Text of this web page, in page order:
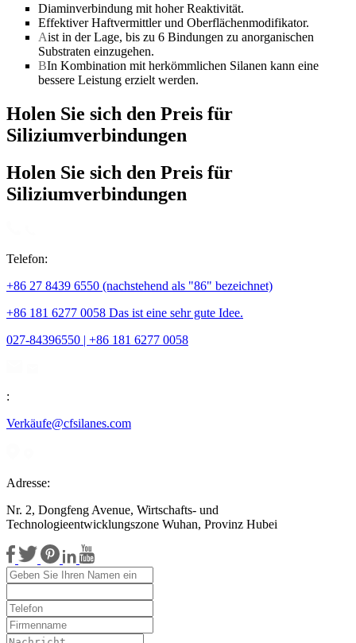
Diaminverbindung mit hoher Reaktivität.
Effektiver Haftvermittler und Oberflächenmodifikator.
Aist in der Lage, bis zu 6 Bindungen zu anorganischen
Substraten einzugehen.
BIn Kombination mit herkömmlichen Silanen kann eine
bessere Leistung erzielt werden.
Holen Sie sich den Preis für
Siliziumverbindungen
Holen Sie sich den Preis für
Siliziumverbindungen
Telefon:
+86 27 8439 6550 (nachstehend als "86" bezeichnet)
+86 181 6277 0058 Das ist eine sehr gute Idee.
027-84396550 | +86 181 6277 0058
:
Verkäufe@cfsilanes.com
Adresse:
Nr. 2, Dongfeng Avenue, Wirtschafts- und
Technologieentwicklungszone Wuhan, Provinz Hubei